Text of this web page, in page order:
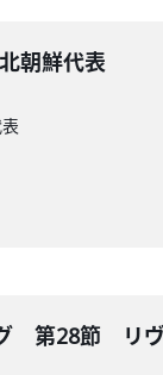
朝鮮代表
第28節 リ